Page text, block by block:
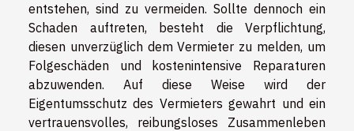
entstehen, sind zu vermeiden. Sollte dennoch ein
Schaden auftreten, besteht die Verpflichtung,
diesen unverzüglich dem Vermieter zu melden, um
Folgeschäden und kostenintensive Reparaturen
abzuwenden. Auf diese Weise wird der
Eigentumsschutz des Vermieters gewahrt und ein
vertrauensvolles, reibungsloses Zusammenleben